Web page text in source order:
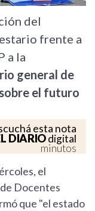
del
frente a
a la
general de
el futuro
esta nota
DIARIOdigital
minutos
el
Docentes
que "el estado